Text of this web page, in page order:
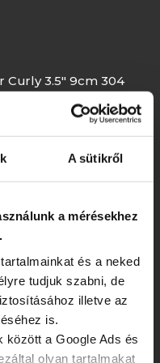
A sütikről
a mérésekhez
és a neked
tudjuk szabni, de
illetve az
is.
között a Google Ads és
olyan tartalmakat
Curly 3.5" 9cm 304
Curly 3.5" 9cm 008